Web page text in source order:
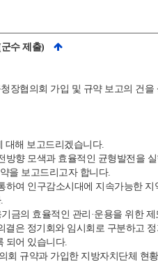
수 제출)
장협의회 가입 및 규약 보고의 건을
대해 보고드리겠습니다.
향 모색과 효율적인 균형발전을
을 보고드리고자 합니다.
여 인구감소시대에 지속가능한
금의 효율적인 관리·운용을 위한
은 정기회와 임시회로 구분하고
되어 있습니다.
회 규약과 가입한 지방자치단체 현